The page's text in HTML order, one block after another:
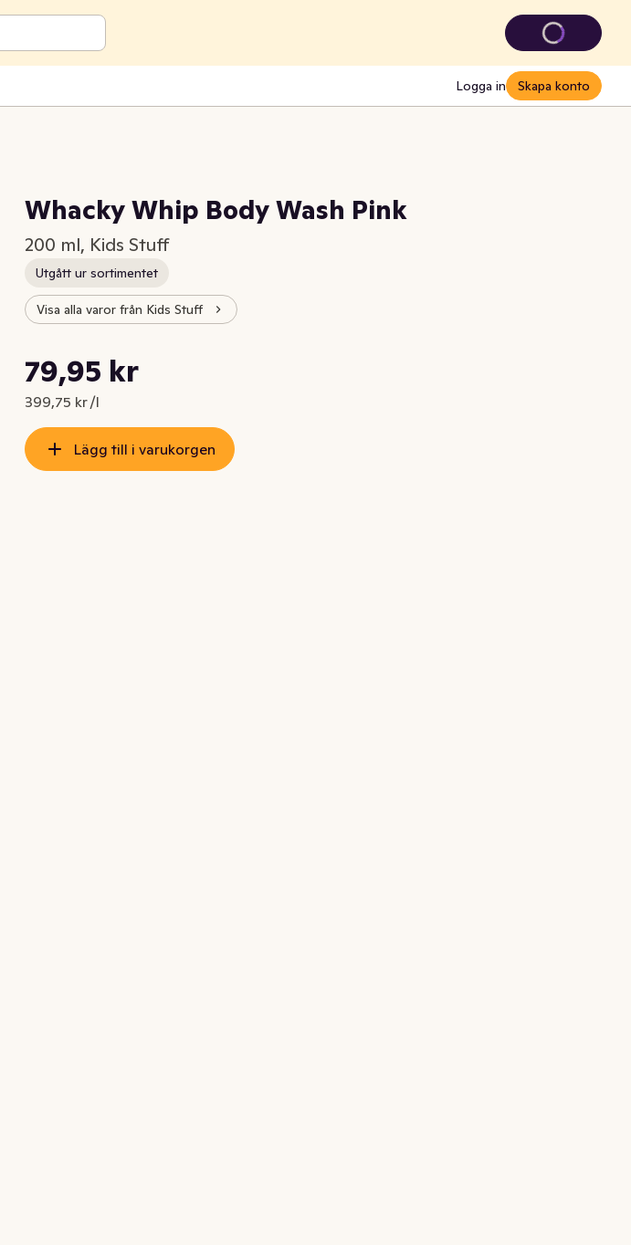
Logga in Skapa konto
Whacky Whip Body Wash Pink
200 ml, Kids Stuff
Utgått ur sortimentet
Visa alla varor från Kids Stuff
Nuvarande pris är: 79,95 kr
79,95 kr
399,75 kr /l
Styckpris: 399,75 kr /l
Lägg till i varukorgen